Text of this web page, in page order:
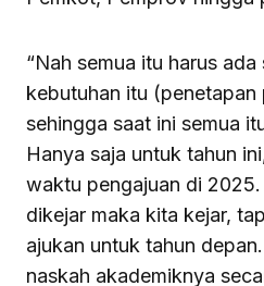
“Nah semua itu harus
kebutuhan itu (penetapan
sehingga saat ini semua
Hanya saja untuk tahun
waktu pengajuan di
dikejar maka kita kejar,
ajukan untuk tahun
naskah akademiknya